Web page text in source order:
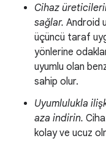
Cihaz
sağlar. Android
üçüncü taraf
yönlerine
uyumlu olan
sahip olur.
Uyumlulukla
aza indirin.
kolay ve ucuz